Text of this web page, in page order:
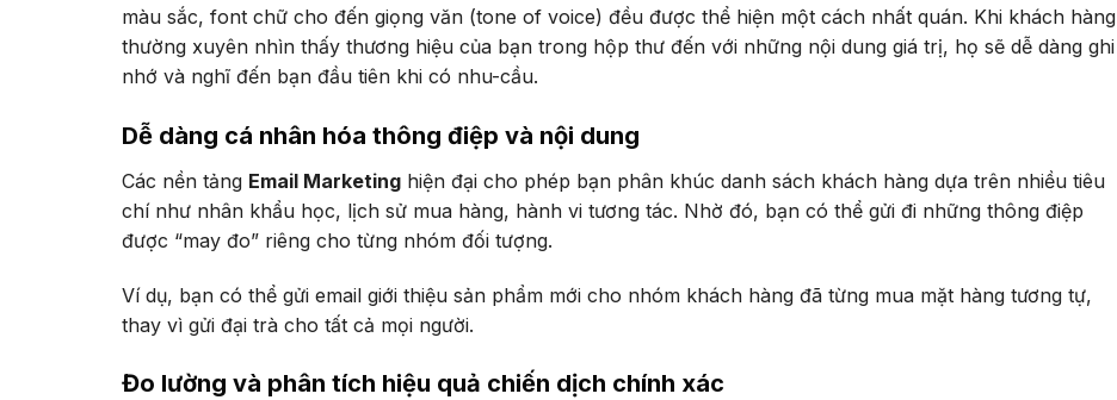
màu sắc, font chữ cho đến giọng văn (tone of voice) đều được thể hiện một cách nhất quán. Khi khách hàng
thường xuyên nhìn thấy thương hiệu của bạn trong hộp thư đến với những nội dung giá trị, họ sẽ dễ dàng ghi
nhớ và nghĩ đến bạn đầu tiên khi có nhu-cầu.
Dễ dàng cá nhân hóa thông điệp và nội dung
Các nền tảng Email Marketing hiện đại cho phép bạn phân khúc danh sách khách hàng dựa trên nhiều tiêu
chí như nhân khẩu học, lịch sử mua hàng, hành vi tương tác. Nhờ đó, bạn có thể gửi đi những thông điệp
được “may đo” riêng cho từng nhóm đối tượng.
Ví dụ, bạn có thể gửi email giới thiệu sản phẩm mới cho nhóm khách hàng đã từng mua mặt hàng tương tự,
thay vì gửi đại trà cho tất cả mọi người.
Đo lường và phân tích hiệu quả chiến dịch chính xác